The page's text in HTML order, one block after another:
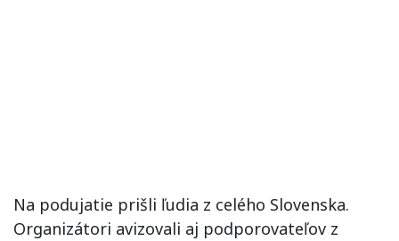
Na podujatie prišli ľudia z celého Slovenska.
Organizátori avizovali aj podporovateľov z